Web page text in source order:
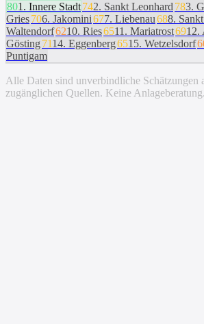
801 . Innere Stadt742. Sankt Leonhard 783.
Gries706. Jakomini677. Liebenau688.
Waltendorf6210. Ries6511 . Mariatrost6912.
Gösting 7114. Eggenberg6515. Wetzelsdorf
Puntigam
Alle Daten sind unverbindliche Schätzungen
zugänglichen Quellen. Keine Anlageberatung.